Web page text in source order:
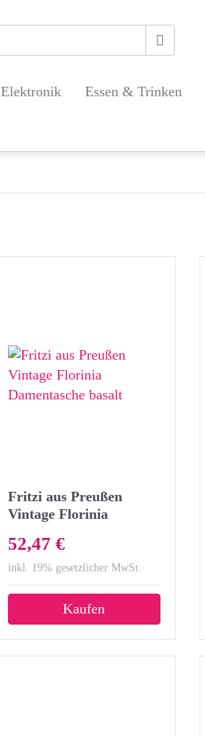
Elektronik Essen & Trinken
Fritzi aus Preußen
Vintage Florinia
52,47 €
inkl. 19% gesetzlicher MwSt.
Kaufen